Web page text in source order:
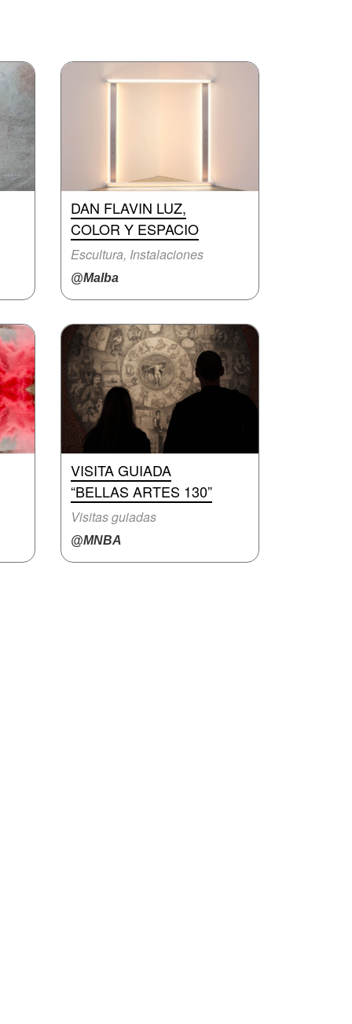
DAN FLAVIN LUZ,
COLOR Y ESPACIO
Escultura, Instalaciones
@Malba
VISITA GUIADA
“BELLAS ARTES 130”
Visitas guiadas
@MNBA